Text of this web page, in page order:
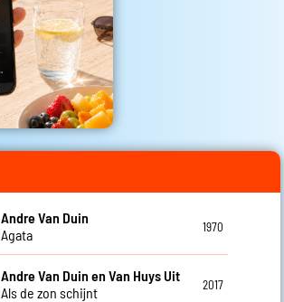
Andre Van Duin
Agata
1970
Andre Van Duin en Van Huys Uit
Als de zon schijnt
2017